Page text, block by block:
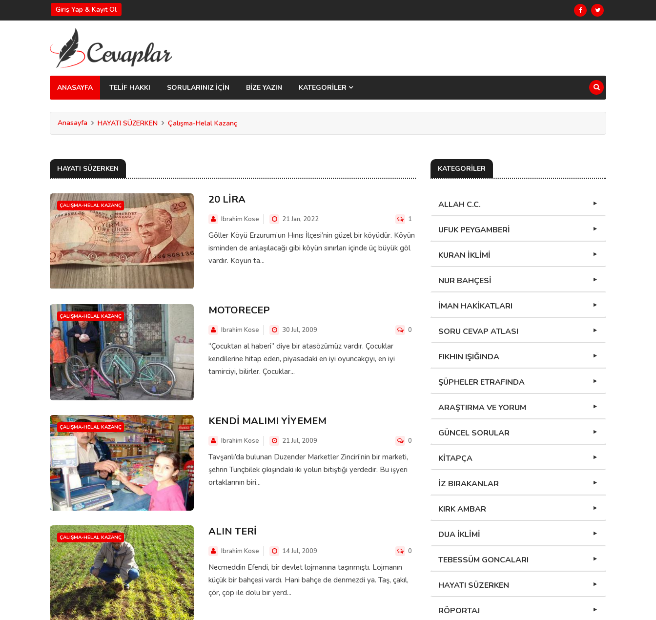
Giriş Yap & Kayıt Ol
ANASAYFA TELİF HAKKI SORULARINIZ İÇİN BİZE YAZIN KATEGORİLER
Anasayfa HAYATI SÜZERKEN Çalışma-Helal Kazanç
HAYATI SÜZERKEN
ÇALIŞMA-HELAL KAZANÇ 20 LİRA
Ibrahim Kose 21 Jan, 2022 1
Göller Köyü Erzurum’un Hınıs İlçesi’nin güzel bir köyüdür. Köyün
isminden de anlaşılacağı gibi köyün sınırları içinde üç büyük göl
vardır. Köyün ta...
ÇALIŞMA-HELAL KAZANÇ MOTORECEP
Ibrahim Kose 30 Jul, 2009 0
“Çocuktan al haberi” diye bir atasözümüz vardır. Çocuklar
kendilerine hitap eden, piyasadaki en iyi oyuncakçıyı, en iyi
tamirciyi, bilirler. Çocuklar...
ÇALIŞMA-HELAL KAZANÇ KENDİ MALIMI YİYEMEM
Ibrahim Kose 21 Jul, 2009 0
Tavşanlı’da bulunan Duzender Marketler Zinciri’nin bir marketi,
şehrin Tunçbilek çıkışındaki iki yolun bitiştiği yerdedir. Bu işyeri
ortaklarının biri...
ÇALIŞMA-HELAL KAZANÇ ALIN TERİ
Ibrahim Kose 14 Jul, 2009 0
Necmeddin Efendi, bir devlet lojmanına taşınmıştı. Lojmanın
küçük bir bahçesi vardı. Hani bahçe de denmezdi ya. Taş, çakıl,
çör, çöp ile dolu bir yerd...
KATEGORİLER
ALLAH C.C.
UFUK PEYGAMBERİ
KURAN İKLİMİ
NUR BAHÇESİ
İMAN HAKİKATLARI
SORU CEVAP ATLASI
FIKHIN IŞIĞINDA
ŞÜPHELER ETRAFINDA
ARAŞTIRMA VE YORUM
GÜNCEL SORULAR
KİTAPÇA
İZ BIRAKANLAR
KIRK AMBAR
DUA İKLİMİ
TEBESSÜM GONCALARI
HAYATI SÜZERKEN
RÖPORTAJ